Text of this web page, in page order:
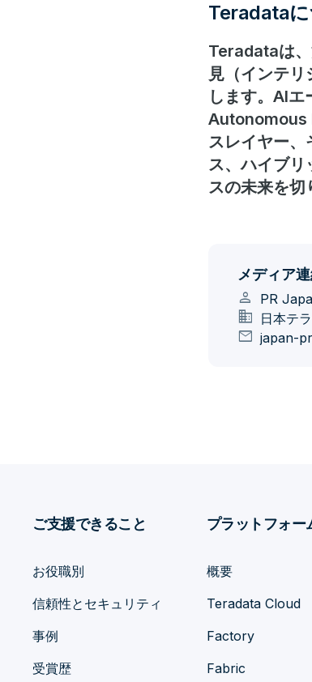
Teradata
Teradataは
見（インテ
します。AI
Autonomous
スレイヤー、
ス、ハイブリ
スの未来を切
メディア
person PR
domain 日本テ
mail japan-
ご支援できること
お役職別
信頼性とセキュリティ
事例
受賞歴
プラットフォー
概要
Teradata Cloud
Factory
Fabric